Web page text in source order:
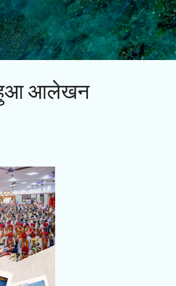
Skip to main content
हुआ आलेखन